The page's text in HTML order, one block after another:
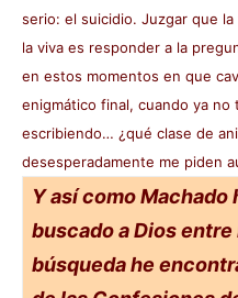
serio: el suicidio. Juzgar que
la viva es responder a la
en estos momentos en que
enigmático final, cuando ya
escribiendo… ¿qué clase de
desesperadamente me piden
Y así como Machado
buscado a Dios
búsqueda he